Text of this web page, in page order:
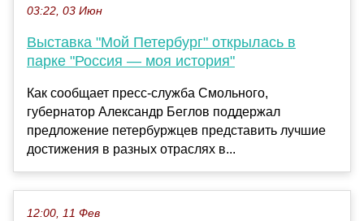
03:22, 03 Июн
Выставка "Мой Петербург" открылась в
парке "Россия — моя история"
Как сообщает пресс-служба Смольного,
губернатор Александр Беглов поддержал
предложение петербуржцев представить лучшие
достижения в разных отраслях в...
12:00, 11 Фев